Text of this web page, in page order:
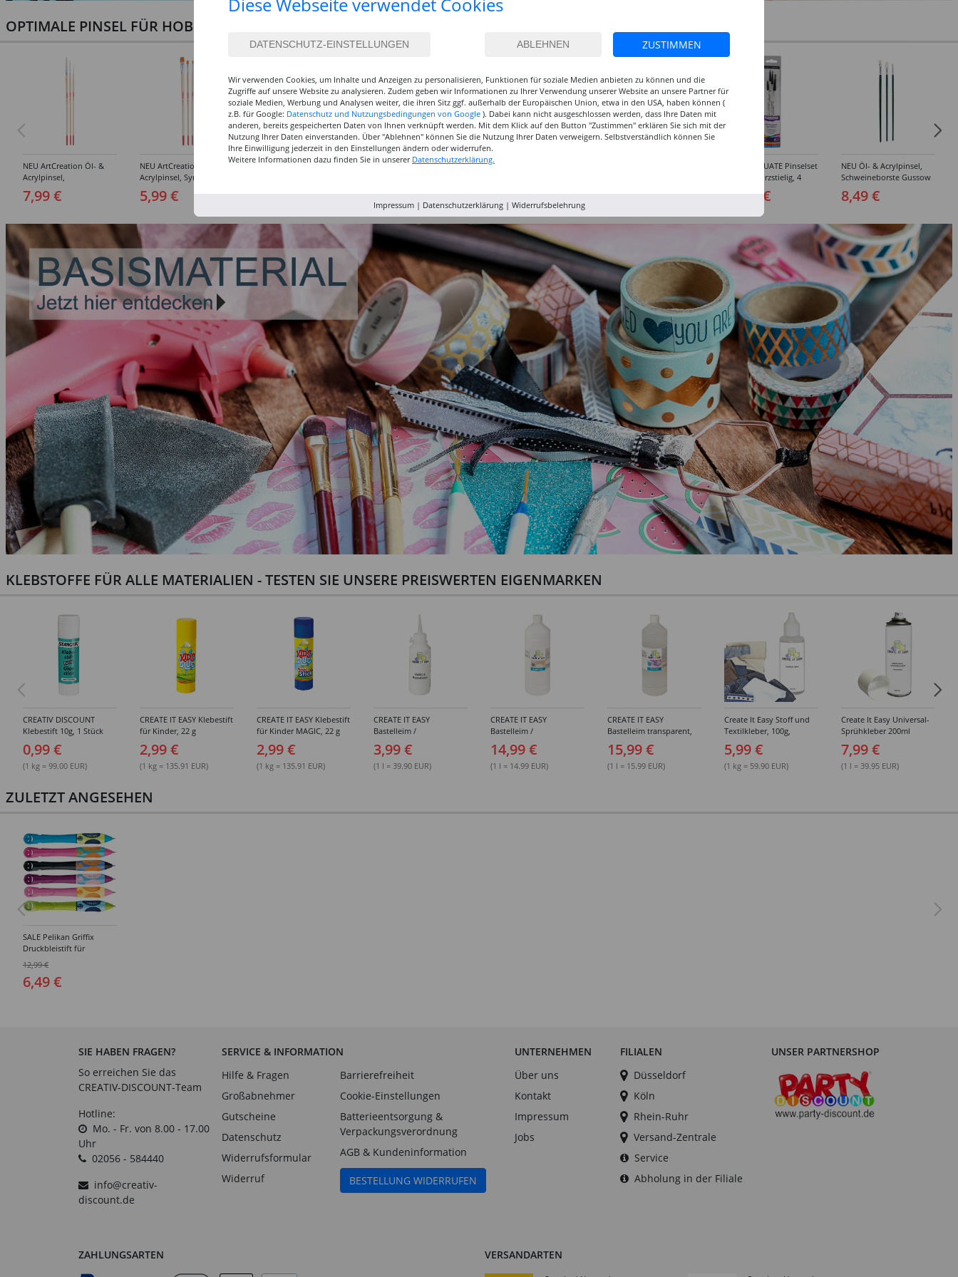
OPTIMALE PINSEL FÜR HOBBY & KUNST
NEU ArtCreation Öl- &
Acrylpinsel,
3er Set, No. 2, 6, 10
7,99 €
NEU ArtCreation Öl- &
Acrylpinsel, Synthetik,
Flachpinsel, 4, 8, 16
5,99 €
NEU GRADUATE Pinselset
NEU GRADUATE
NEU GRADUATE Pinselset
NEU GRADUATE Pinselset
"Detail“, kurzstielig, 4
15,99 €
NEU Öl- & Acrylpinsel,
Schweineborste Gussow
8,49 €
KLEBSTOFFE FÜR ALLE MATERIALIEN - TESTEN SIE UNSERE PREISWERTEN EIGENMARKEN
CREATIV DISCOUNT
Klebestift 10g, 1 Stück
0,99 €
(1 kg = 99.00 EUR)
CREATE IT EASY Klebestift
für Kinder, 22 g
2,99 €
(1 kg = 135.91 EUR)
CREATE IT EASY Klebestift
für Kinder MAGIC, 22 g
2,99 €
(1 kg = 135.91 EUR)
CREATE IT EASY
Bastelleim /
Buchbinderleim, 100 ml
3,99 €
(1 l = 39.90 EUR)
CREATE IT EASY
Bastelleim /
Buchbinderleim, 1000 ml
14,99 €
(1 l = 14.99 EUR)
CREATE IT EASY
Bastelleim transparent,
ohne Lösungsmittel,
1000 ml
15,99 €
(1 l = 15.99 EUR)
Create It Easy Stoff und
Textilkleber, 100g,
Kunststoffflasche mit
Maldüse
5,99 €
(1 kg = 59.90 EUR)
Create It Easy Universal-
Sprühkleber 200ml
(permanent)
7,99 €
(1 l = 39.95 EUR)
ZULETZT ANGESEHEN
SALE Pelikan Griffix
Druckbleistift für
Linkshänder, HB -
Verschiedene
Ausführungen
12,99 €
6,49 €
SIE HABEN FRAGEN?
So erreichen Sie das
CREATIV-DISCOUNT-Team
Hotline:
Mo. - Fr. von 8.00 - 17.00
Uhr
02056 - 584440
info@creativ-
discount.de
SERVICE & INFORMATION
Hilfe & Fragen
Großabnehmer
Gutscheine
Datenschutz
Widerrufsformular
Widerruf
Barrierefreiheit
Cookie-Einstellungen
Batterieentsorgung &
Verpackungsverordnung
AGB & Kundeninformation
BESTELLUNG WIDERRUFEN
UNTERNEHMEN
Über uns
Kontakt
Impressum
Jobs
FILIALEN
Düsseldorf
Köln
Rhein-Ruhr
Versand-Zentrale
Service
Abholung in der Filiale
UNSER PARTNERSHOP
ZAHLUNGSARTEN VERSANDARTEN
ZUSTIMMEN
Wir verwenden Cookies, um Inhalte und Anzeigen zu personalisieren, Funktionen für soziale Medien anbieten zu können und die
Zugriffe auf unsere Website zu analysieren. Zudem geben wir Informationen zu Ihrer Verwendung unserer Website an unsere Partner für
soziale Medien, Werbung und Analysen weiter, die ihren Sitz ggf. außerhalb der Europäischen Union, etwa in den USA, haben können (
z.B. für Google: Datenschutz und Nutzungsbedingungen von Google ). Dabei kann nicht ausgeschlossen werden, dass Ihre Daten mit
anderen, bereits gespeicherten Daten von Ihnen verknüpft werden. Mit dem Klick auf den Button "Zustimmen" erklären Sie sich mit der
Nutzung Ihrer Daten einverstanden. Über "Ablehnen" können Sie die Nutzung Ihrer Daten verweigern. Selbstverständlich können Sie
Ihre Einwilligung jederzeit in den Einstellungen ändern oder widerrufen.
Weitere Informationen dazu finden Sie in unserer Datenschutzerklärung.
Impressum| Datenschutzerklärung| Widerrufsbelehrung